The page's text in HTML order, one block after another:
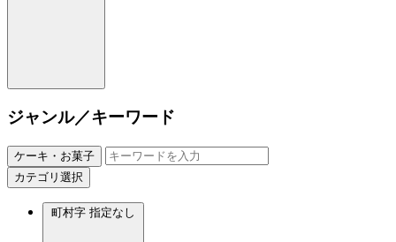
ジャンル／キーワード
ケーキ・お菓子
カテゴリ選択
町村字 指定なし